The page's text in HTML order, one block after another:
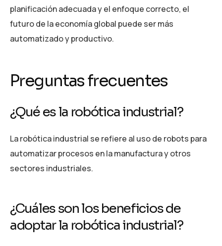
planificación adecuada y el enfoque correcto, el
futuro de la economía global puede ser más
automatizado y productivo.
Preguntas frecuentes
¿Qué es la robótica industrial?
La robótica industrial se refiere al uso de robots para
automatizar procesos en la manufactura y otros
sectores industriales.
¿Cuáles son los beneficios de
adoptar la robótica industrial?